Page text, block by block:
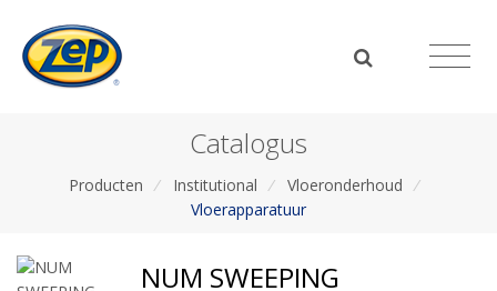
Catalogus
Producten / Institutional / Vloeronderhoud /
Vloerapparatuur
NUM SWEEPING